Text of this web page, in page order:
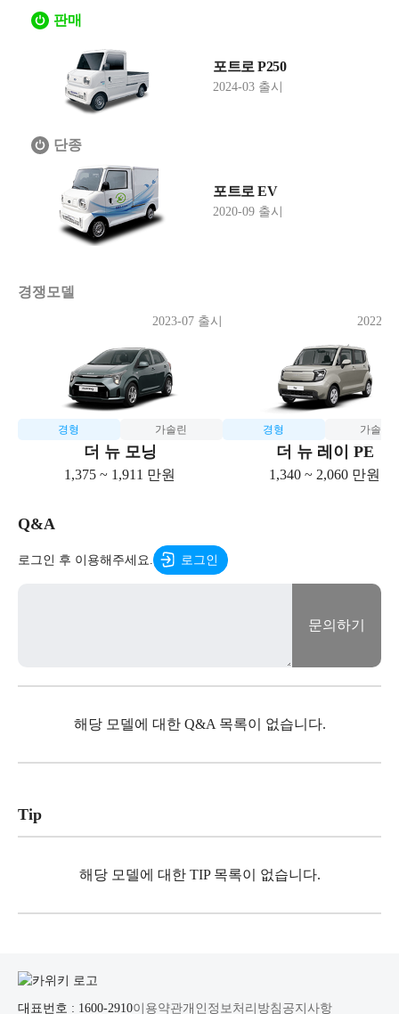
판매
포트로 P250
2024-03 출시
단종
포트로 EV
2020-09 출시
경쟁모델
경형 가솔린
더 뉴 모닝
2023-07 출시
1,375 ~ 1,911 만원
경형 가솔린
더 뉴 레이 PE
2022-
1,340 ~ 2,060 만원
Q&A
로그인 후 이용해주세요. 로그인
문의하기
해당 모델에 대한 Q&A 목록이 없습니다.
Tip
해당 모델에 대한 TIP 목록이 없습니다.
대표번호 : 1600-2910이용약관개인정보처리방침 공지사항